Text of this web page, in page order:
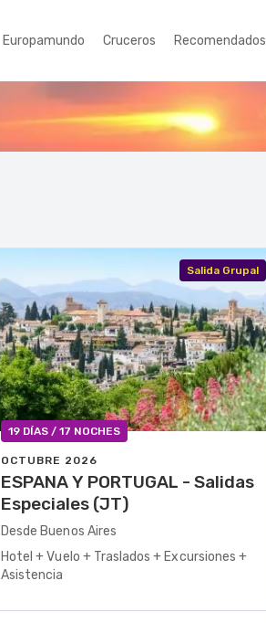
Europamundo Cruceros Recomendados
Salida Grupal
19 DÍAS / 17 NOCHES
OCTUBRE 2026
ESPANA Y PORTUGAL - Salidas
Especiales (JT)
Desde Buenos Aires
Hotel + Vuelo + Traslados + Excursiones +
Asistencia